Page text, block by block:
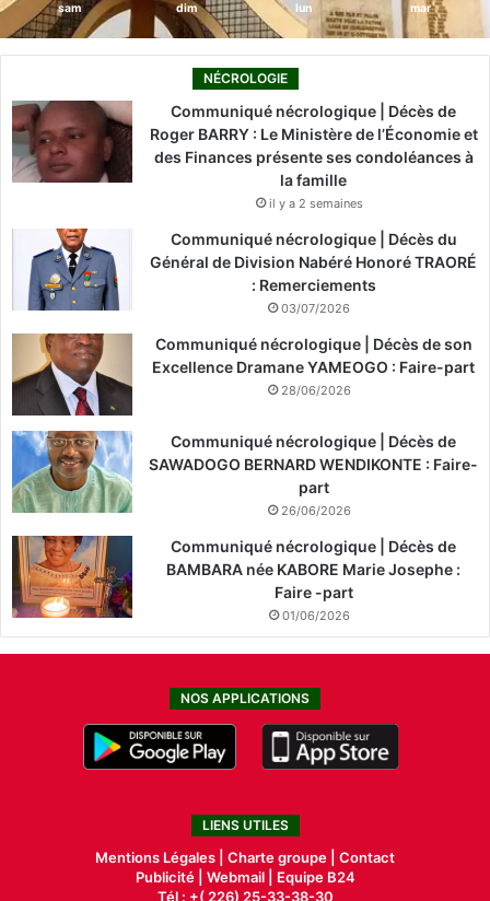
sam dim lun mar
NÉCROLOGIE
Communiqué nécrologique | Décès de
Roger BARRY : Le Ministère de l’Économie et
des Finances présente ses condoléances à
la famille
il y a 2 semaines
Communiqué nécrologique | Décès du
Général de Division Nabéré Honoré TRAORÉ
: Remerciements
03/07/2026
Communiqué nécrologique | Décès de son
Excellence Dramane YAMEOGO : Faire-part
28/06/2026
Communiqué nécrologique | Décès de
SAWADOGO BERNARD WENDIKONTE : Faire-
part
26/06/2026
Communiqué nécrologique | Décès de
BAMBARA née KABORE Marie Josephe :
Faire -part
01/06/2026
NOS APPLICATIONS
LIENS UTILES
Mentions Légales | Charte groupe | Contact
Publicité| Webmail |
Equipe B24
Tél : +( 226) 25-33-38-30